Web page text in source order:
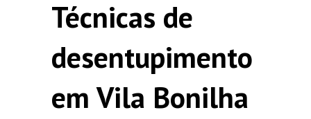
Técnicas de
desentupimento
em Vila Bonilha